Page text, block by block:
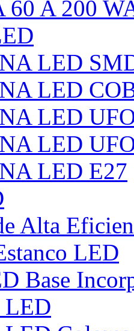
A 200
LED
LED
LED
LED
LED E27
Alta
LED
Base
LED